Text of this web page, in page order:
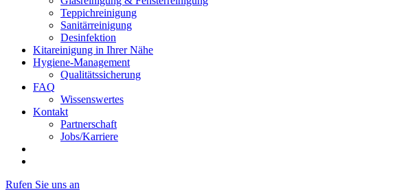
Teppichreinigung
Sanitärreinigung
Desinfektion
Kitareinigung in Ihrer Nähe
Hygiene-Management
Qualitätssicherung
FAQ
Wissenswertes
Kontakt
Partnerschaft
Jobs/Karriere
Rufen Sie uns an